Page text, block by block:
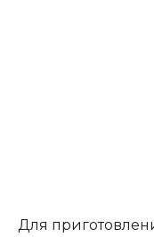
Для